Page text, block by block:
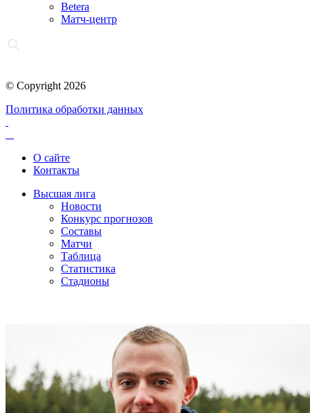
Betera
Матч-центр
© Copyright 2026
Политика обработки данных
О сайте
Контакты
Высшая лига
Новости
Конкурс прогнозов
Составы
Матчи
Таблица
Статистика
Стадионы